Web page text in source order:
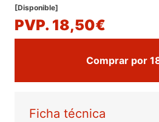
[Disponible]
PVP. 18,50€
Ficha técnica